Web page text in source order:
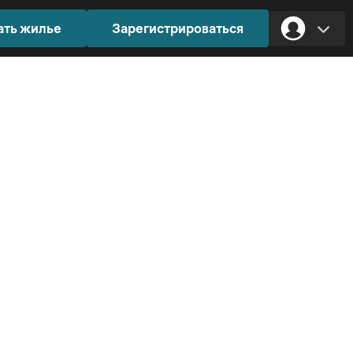
жилье Зарегистрироваться